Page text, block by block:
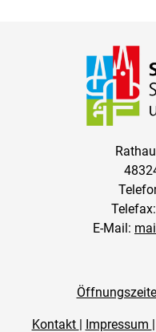
E-Mail:
Kontakt | Impressum |